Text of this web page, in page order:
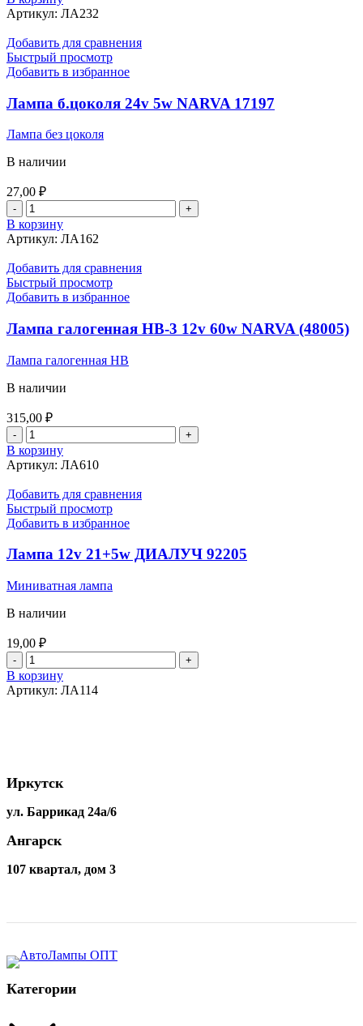
Лампа
галогенная
Н-4B
12v
60/55w
Артикул: ЛА232
Добавить для сравнения
Быстрый просмотр
Добавить в избранное
Лампа б.цоколя 24v 5w NARVA 17197
Лампа без цоколя
В наличии
27,00 ₽
Количество
товара
Лампа
б.цоколя
24v
5w
NARVA
В корзину
Артикул: ЛА162
Добавить для сравнения
Быстрый просмотр
Добавить в избранное
Лампа галогенная НВ-3 12v 60w NARVA (48005)
Лампа галогенная HB
В наличии
315,00 ₽
Количество
товара
Лампа
галогенная
НВ-3
12v
60w
(48005)
В корзину
Артикул: ЛА610
Добавить для сравнения
Быстрый просмотр
Добавить в избранное
Лампа 12v 21+5w ДИАЛУЧ 92205
Миниватная лампа
В наличии
19,00 ₽
Количество
товара
Лампа
12v
В корзину
Артикул: ЛА114
Иркутск
ул. Баррикад 24а/6
Ангарск
107 квартал, дом 3
Категории